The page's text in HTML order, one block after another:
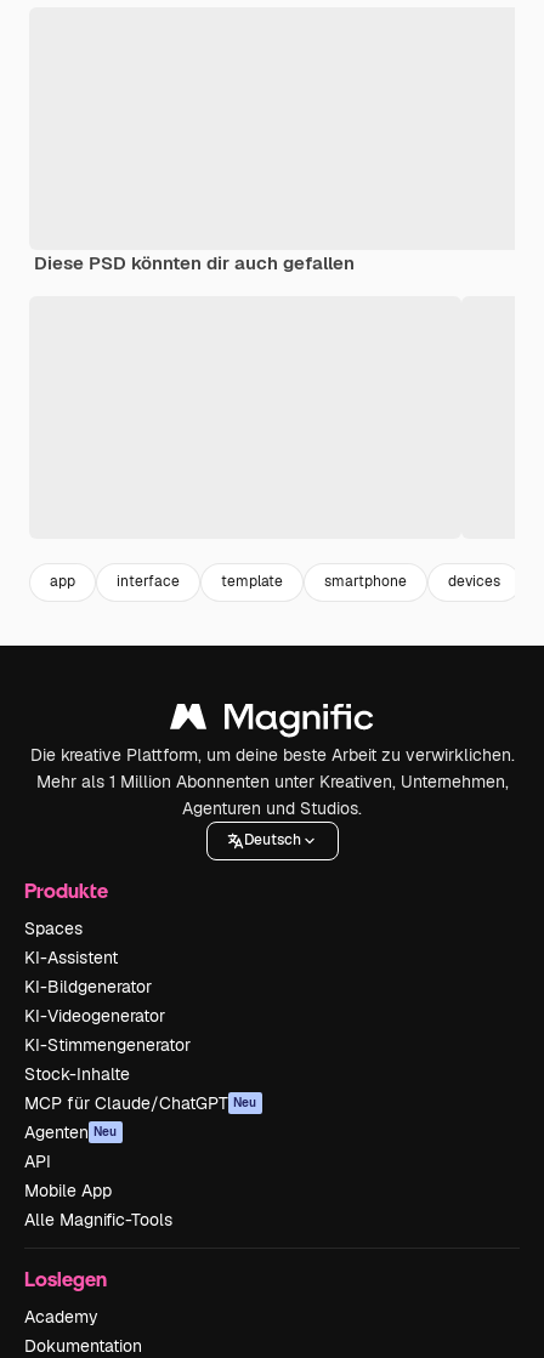
Diese PSD könnten dir auch gefallen
app interface template smartphone devices
Die kreative Plattform, um deine beste Arbeit zu verwirklichen.
Mehr als 1 Million Abonnenten unter Kreativen, Unternehmen,
Agenturen und Studios.
Deutsch
Produkte
Spaces
KI-Assistent
KI-Bildgenerator
KI-Videogenerator
KI-Stimmengenerator
Stock-Inhalte
MCP für Claude/ChatGPT Neu
Agenten Neu
API
Mobile App
Alle Magnific-Tools
Loslegen
Academy
Dokumentation